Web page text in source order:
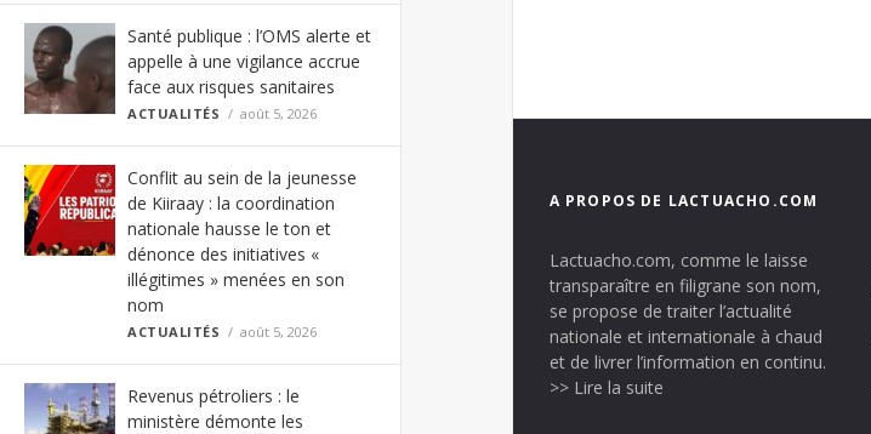
Santé publique : l’OMS alerte et
appelle à une vigilance accrue
face aux risques sanitaires
ACTUALITÉS août 5, 2026
Conflit au sein de la jeunesse
de Kiiraay : la coordination
nationale hausse le ton et
dénonce des initiatives «
illégitimes » menées en son
nom
ACTUALITÉS août 5, 2026
Revenus pétroliers : le
ministère démonte les
A PROPOS DE LACTUACHO.COM
Lactuacho.com, comme le laisse
transparaître en filigrane son nom,
se propose de traiter l’actualité
nationale et internationale à chaud
et de livrer l’information en continu.
>> Lire la suite